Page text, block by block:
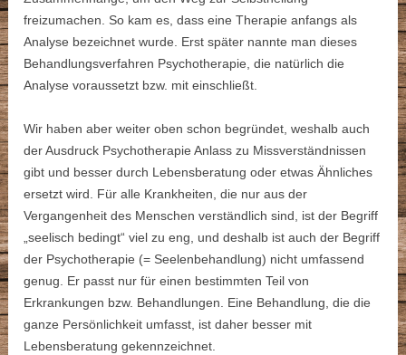
freizumachen. So kam es, dass eine Therapie anfangs als
Analyse bezeichnet wurde. Erst später nannte man dieses
Behandlungsverfahren Psychotherapie, die natürlich die
Analyse voraussetzt bzw. mit einschließt.
Wir haben aber weiter oben schon begründet, weshalb auch
der Ausdruck Psychotherapie Anlass zu Missverständnissen
gibt und besser durch Lebensberatung oder etwas Ähnliches
ersetzt wird. Für alle Krankheiten, die nur aus der
Vergangenheit des Menschen verständlich sind, ist der Begriff
„seelisch bedingt“ viel zu eng, und deshalb ist auch der Begriff
der Psychotherapie (= Seelenbehandlung) nicht umfassend
genug. Er passt nur für einen bestimmten Teil von
Erkrankungen bzw. Behandlungen. Eine Behandlung, die die
ganze Persönlichkeit umfasst, ist daher besser mit
Lebensberatung gekennzeichnet.